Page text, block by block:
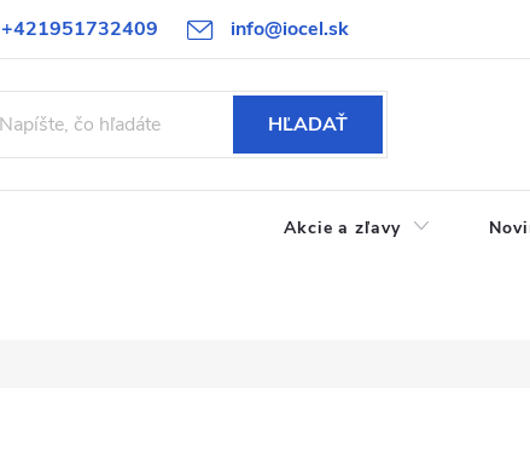
+421951732409 info@iocel.sk
Obchodné podmienky Obľúbené Bezpečnostné informácie
HĽADAŤ
Akcie a zľavy